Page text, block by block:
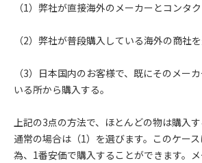
（1）弊社が直接海外のメーカーとコンタ
（2）弊社が普段購入している海外の商社
（3）日本国内のお客様で、既にそのメー
いる所から購入する。
上記の3点の方法で、ほとんどの物は購入す
通常の場合は（1）を選びます。このケー
為、1番安価で購入することができます。